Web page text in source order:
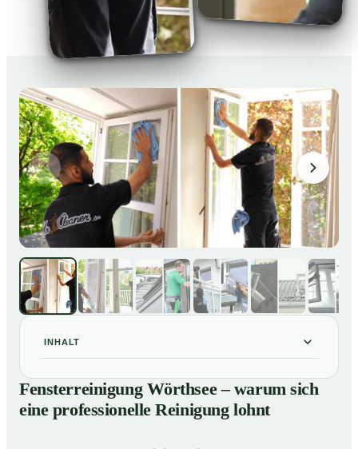
INHALT
Fensterreinigung Wörthsee – warum sich eine
professionelle Reinigung lohnt
Unsere Leistungen im Überblick
Fensterreinigung Wörthsee – warum sich
eine professionelle Reinigung lohnt